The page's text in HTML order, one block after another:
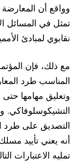
وواقع أن المعارضة
تمثل في المسائل
نقابوي لمبادئ
مع ذلك، فإن
المناسب طرد
وتعليق مهامها
التشيكوسلوفاكي.
التصديق على طرد
أنه يعني تأييد
تمليه الاعتبارات